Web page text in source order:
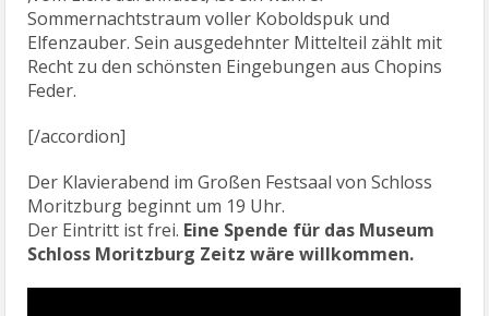
Sommernachtstraum voller Koboldspuk und
Elfenzauber. Sein ausgedehnter Mittelteil zählt mit
Recht zu den schönsten Eingebungen aus Chopins
Feder.
[/accordion]
Der Klavierabend im Großen Festsaal von Schloss
Moritzburg beginnt um 19 Uhr.
Der Eintritt ist frei. Eine Spende für das Museum
Schloss Moritzburg Zeitz wäre willkommen.